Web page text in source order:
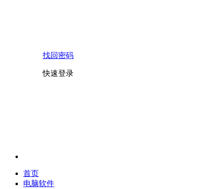
找回密码
快速登录
首页
电脑软件